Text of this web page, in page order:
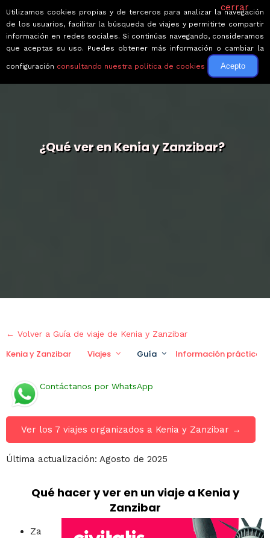
¿Qué ver en Kenia y Zanzibar?
← Volver a Guía de viaje de Kenia y Zanzibar
Kenia y Zanzibar Viajes Guía Información práctica
Contáctanos por WhatsApp
Ver los 7 viajes organizados a Kenia y Zanzibar →
Última actualización: Agosto de 2025
Qué hacer y ver en un viaje a Kenia y
Zanzibar
Za
cerrar
Utilizamos cookies propias y de terceros para analizar la navegación
de los usuarios, facilitar la búsqueda de viajes y permitirte compartir
información en redes sociales. Si continúas navegando, consideramos
que aceptas su uso. Puedes obtener más información o cambiar la
configuración consultando nuestra política de cookies Acepto